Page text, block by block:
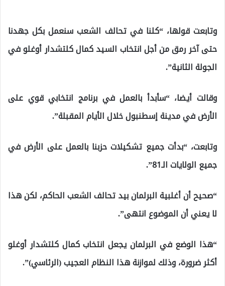
وتابعت قولها، “كلنا في تحالف الشعب سنعمل بكل جهدنا
حتى آخر رمق من أجل انتخاب السيد كمال كلتشدار أوغلو في
الجولة الثانية”.
وقالت أيضا، “سأبدأ بالعمل في برنامج انتخابي قوي على
الأرض في مدينة إسطنبول خلال الأيام المقبلة”.
وتابعت، “بدأت جميع تشكيلات حزبنا بالعمل على الأرض في
جميع الولايات الـ81”.
“صحيح أن أغلبية البرلمان بيد تحالف الشعب الحاكم، لكن هذا
لا يعني أن الموضوع انتهى”.
“هذا الوضع في البرلمان يجعل انتخاب كمال كلتشدار أوغلو
أكثر ضرورة، وذلك لموازنة هذا النظام العجيب (الرئاسي)”.